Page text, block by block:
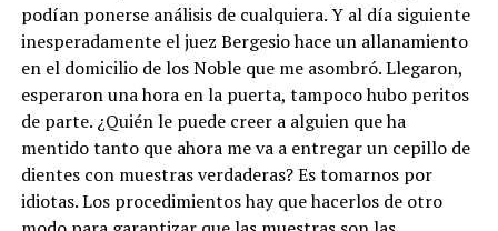
podían ponerse análisis de cualquiera. Y al día siguiente
inesperadamente el juez Bergesio hace un allanamiento
en el domicilio de los Noble que me asombró. Llegaron,
esperaron una hora en la puerta, tampoco hubo peritos
de parte. ¿Quién le puede creer a alguien que ha
mentido tanto que ahora me va a entregar un cepillo de
dientes con muestras verdaderas? Es tomarnos por
idiotas. Los procedimientos hay que hacerlos de otro